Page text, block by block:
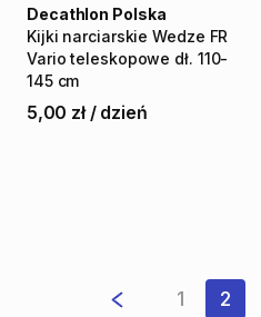
Kijki narciarskie Wedze FR
Vario teleskopowe dł. 110-
145 cm
Decathlon Polska
5,00 zł / dzień
1 2